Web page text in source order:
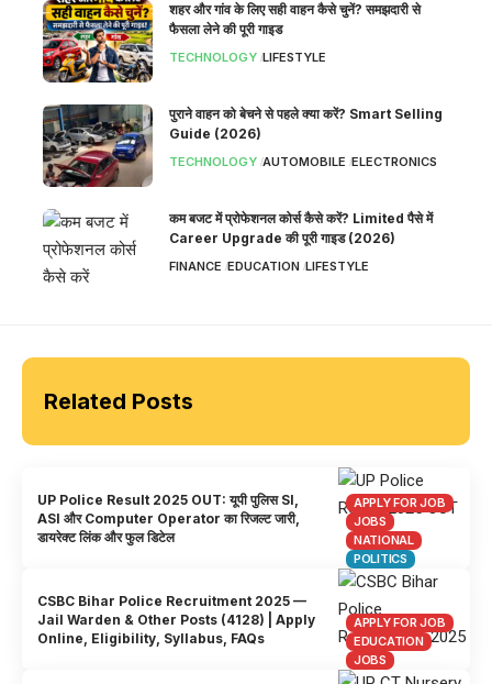
शहर और गांव के लिए सही वाहन कैसे चुनें? समझदारी से
फैसला लेने की पूरी गाइड
TECHNOLOGY LIFESTYLE
पुराने वाहन को बेचने से पहले क्या करें? Smart Selling
Guide (2026)
TECHNOLOGY AUTOMOBILE ELECTRONICS
कम बजट में प्रोफेशनल कोर्स कैसे करें? Limited पैसे में
Career Upgrade की पूरी गाइड (2026)
FINANCE EDUCATION LIFESTYLE
Related Posts
APPLY FOR JOB
JOBS
NATIONAL
POLITICS
UP Police Result 2025 OUT: यूपी पुलिस SI,
ASI और Computer Operator का रिजल्ट जारी,
डायरेक्ट लिंक और फुल डिटेल
APPLY FOR JOB
EDUCATION
JOBS
CSBC Bihar Police Recruitment 2025 —
Jail Warden & Other Posts (4128) | Apply
Online, Eligibility, Syllabus, FAQs